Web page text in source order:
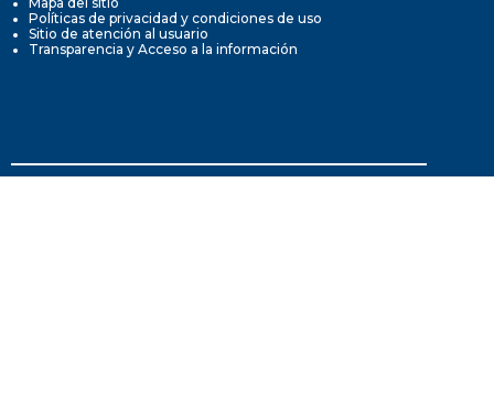
Políticas de privacidad y condiciones de uso
Sitio de atención al usuario
Transparencia y Acceso a la información